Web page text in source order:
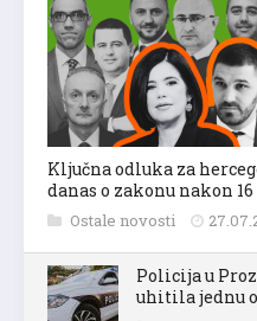
Ključna odluka za
danas o zakonu nakon
Ostale novosti
Policija u
uhitila jednu